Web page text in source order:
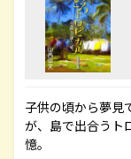
子供の頃から夢見
が、島で出合うト
憶。